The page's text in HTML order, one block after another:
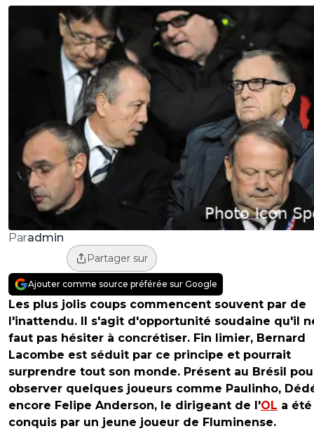
Paradmin
Partager sur
Ajouter comme source préférée sur Google
Les plus jolis coups commencent souvent par de
l'inattendu. Il s'agit d'opportunité soudaine qu'il
faut pas hésiter à concrétiser. Fin limier, Bernard
Lacombe est séduit par ce principe et pourrait
surprendre tout son monde. Présent au Brésil
observer quelques joueurs comme Paulinho,
encore Felipe Anderson, le dirigeant de l'OL a été
conquis par un jeune joueur de Fluminense.